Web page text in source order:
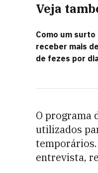
Veja
Como um
receber mais
de fezes por
O programa
utilizados
entrevista,